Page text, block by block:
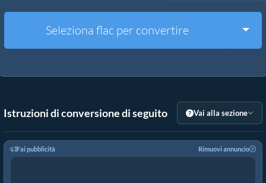
Altri strumenti
Seleziona flac per convertire
Istruzioni di conversione di seguito Vai alla sezione
Fai pubblicità Rimuovi annuncio